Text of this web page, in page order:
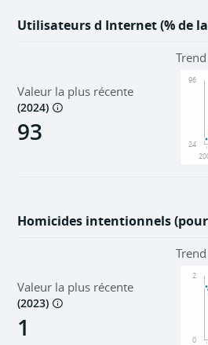
Utilisateurs d Internet (% de
Valeur la plus récente
(2024)
93
Trend
24
96
Homicides intentionnels (pour
Valeur la plus récente
(2023)
1
Trend
0
2